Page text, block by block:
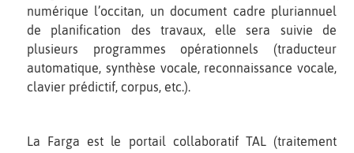
numérique l’occitan, un document cadre pluriannuel
de planification des travaux, elle sera suivie de
plusieurs programmes opérationnels (traducteur
automatique, synthèse vocale, reconnaissance vocale,
clavier prédictif, corpus, etc.).
La Farga est le portail collaboratif TAL (traitement